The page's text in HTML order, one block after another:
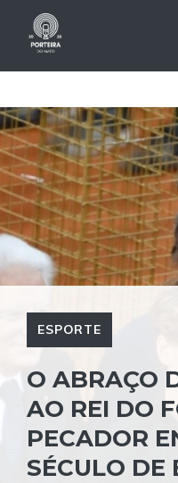
ESPORTE
O ABRAÇO
AO REI DO
PECADOR
SÉCULO DE